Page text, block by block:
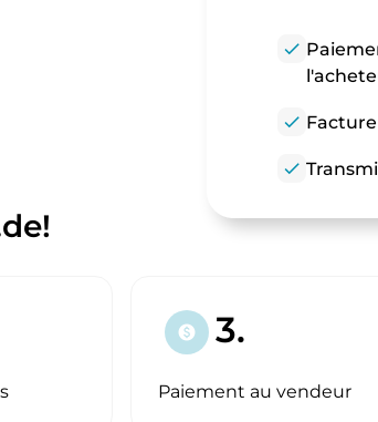
check
check
check
paid 3.
Paiement au vendeur